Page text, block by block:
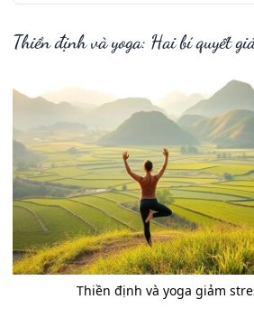
Thiền định và yoga: Hai bí quyết
Thiền định và yoga giảm